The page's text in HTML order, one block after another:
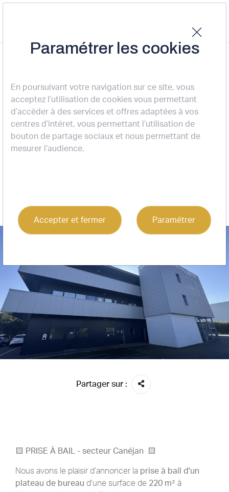
Paramétrer les cookies
En poursuivant votre navigation sur ce site, vous
acceptez l’utilisation de cookies vous permettant
d’accèder à des services et offres adaptées à vos
centres d’intéret, vous permettant l’utilisation de
bouton de partage sociaux et nous permettant de
mesurer l’audience.
Accepter et fermer Paramétrer
NOS TRANSACTIONS
Prise à bail - Canéjan
24-02-2026
Partager sur :
🟨 PRISE À BAIL - secteur Canéjan 🟨
Nous avons le plaisir d’annoncer la prise à bail d'un
plateau de bureau d’une surface de 220 m² à